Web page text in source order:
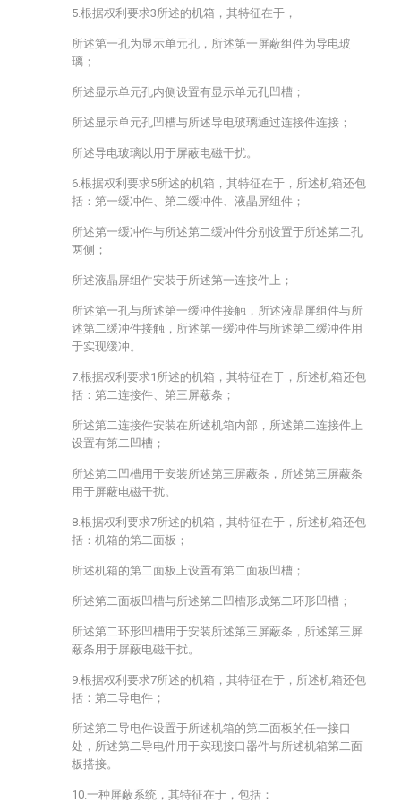
5.根据权利要求3所述的机箱，其特征在于，
所述第一孔为显示单元孔，所述第一屏蔽组件为导电玻
璃；
所述显示单元孔内侧设置有显示单元孔凹槽；
所述显示单元孔凹槽与所述导电玻璃通过连接件连接；
所述导电玻璃以用于屏蔽电磁干扰。
6.根据权利要求5所述的机箱，其特征在于，所述机箱还包
括：第一缓冲件、第二缓冲件、液晶屏组件；
所述第一缓冲件与所述第二缓冲件分别设置于所述第二孔
两侧；
所述液晶屏组件安装于所述第一连接件上；
所述第一孔与所述第一缓冲件接触，所述液晶屏组件与所
述第二缓冲件接触，所述第一缓冲件与所述第二缓冲件用
于实现缓冲。
7.根据权利要求1所述的机箱，其特征在于，所述机箱还包
括：第二连接件、第三屏蔽条；
所述第二连接件安装在所述机箱内部，所述第二连接件上
设置有第二凹槽；
所述第二凹槽用于安装所述第三屏蔽条，所述第三屏蔽条
用于屏蔽电磁干扰。
8.根据权利要求7所述的机箱，其特征在于，所述机箱还包
括：机箱的第二面板；
所述机箱的第二面板上设置有第二面板凹槽；
所述第二面板凹槽与所述第二凹槽形成第二环形凹槽；
所述第二环形凹槽用于安装所述第三屏蔽条，所述第三屏
蔽条用于屏蔽电磁干扰。
9.根据权利要求7所述的机箱，其特征在于，所述机箱还包
括：第二导电件；
所述第二导电件设置于所述机箱的第二面板的任一接口
处，所述第二导电件用于实现接口器件与所述机箱第二面
板搭接。
10.一种屏蔽系统，其特征在于，包括：